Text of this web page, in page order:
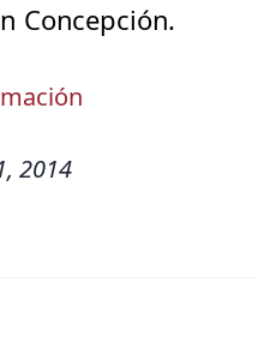
Concepción.
2014